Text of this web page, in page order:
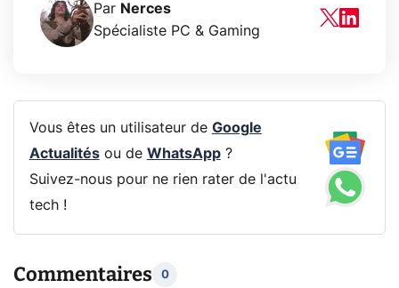
Par Nerces
Spécialiste PC & Gaming
Vous êtes un utilisateur de Google
Actualitésou de WhatsApp?
Suivez-nous pour ne rien rater de l'actu
tech !
Commentaires 0